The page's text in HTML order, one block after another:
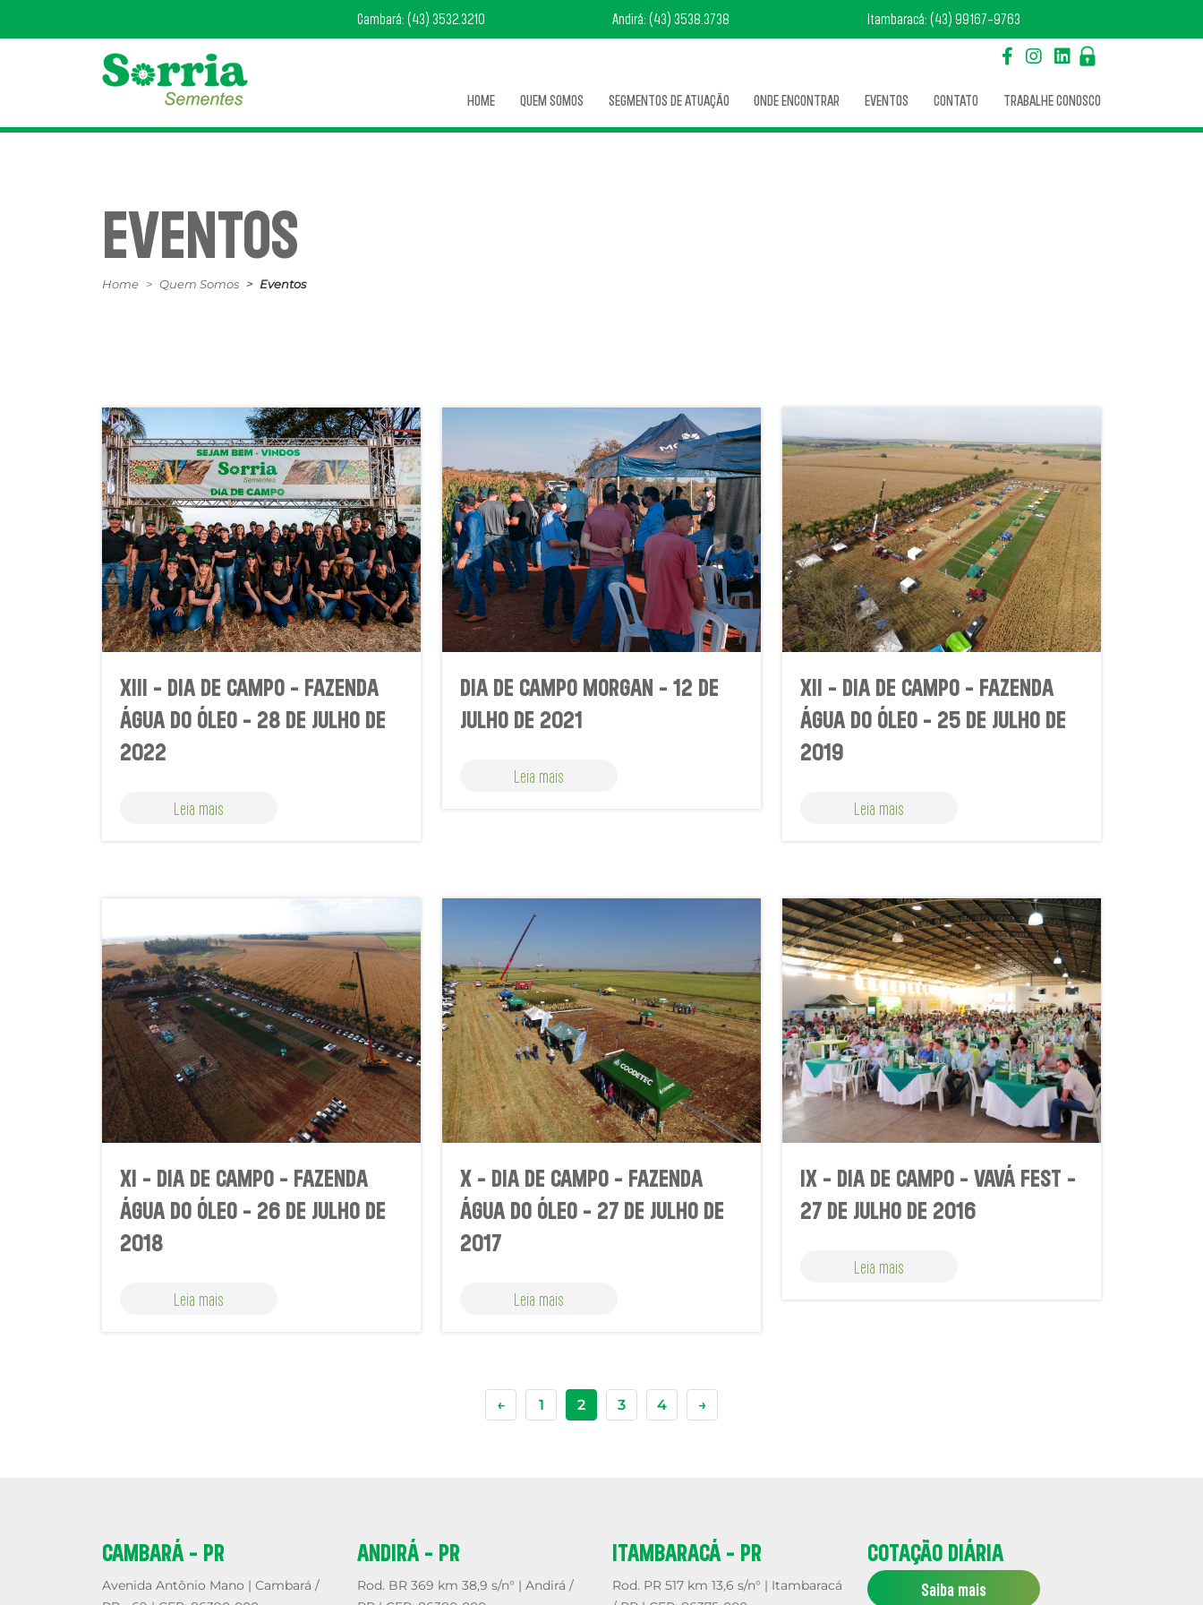
Cambará: (43) 3532.3210 Andirá: (43) 3538.3738 Itambaracá: (43) 99167-9763
HOME QUEM SOMOS SEGMENTOS DE ATUAÇÃO ONDE ENCONTRAR EVENTOS CONTATO TRABALHE CONOSCO
EVENTOS
Home Quem Somos Eventos
XIII - DIA DE CAMPO - FAZENDA
ÁGUA DO ÓLEO - 28 DE JULHO DE
2022
Leia mais
DIA DE CAMPO MORGAN - 12 DE
JULHO DE 2021
Leia mais
XII - DIA DE CAMPO - FAZENDA
ÁGUA DO ÓLEO - 25 DE JULHO DE
2019
Leia mais
XI - DIA DE CAMPO - FAZENDA
ÁGUA DO ÓLEO - 26 DE JULHO DE
2018
Leia mais
X - DIA DE CAMPO - FAZENDA
ÁGUA DO ÓLEO - 27 DE JULHO DE
2017
Leia mais
IX - DIA DE CAMPO - VAVÁ FEST -
27 DE JULHO DE 2016
Leia mais
← 1 2 3 4 →
CAMBARÁ - PR
Avenida Antônio Mano | Cambará /
ANDIRÁ - PR
Rod. BR 369 km 38,9 s/n° | Andirá /
ITAMBARACÁ - PR
Rod. PR 517 km 13,6 s/n° | Itambaracá
COTAÇÃO DIÁRIA
Saiba mais